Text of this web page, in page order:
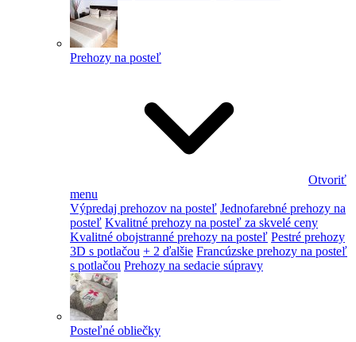
Prehozy na posteľ
Otvoriť
menu
Výpredaj prehozov na posteľ Jednofarebné prehozy na
posteľ Kvalitné prehozy na posteľ za skvelé ceny
Kvalitné obojstranné prehozy na posteľ Pestré prehozy
3D s potlačou + 2 ďalšie Francúzske prehozy na posteľ
s potlačou Prehozy na sedacie súpravy
Posteľné obliečky